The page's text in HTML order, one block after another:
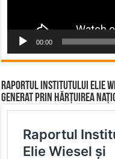
00:00
Raportul Institutului Elie
Generat prin Hărțuirea